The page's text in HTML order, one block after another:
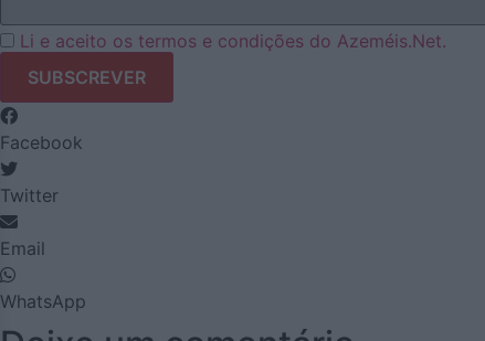
Li e aceito os termos e condições do Azeméis.Net.
Facebook
Twitter
Email
WhatsApp